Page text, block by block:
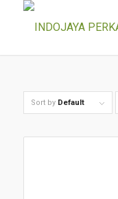
Sort by Default